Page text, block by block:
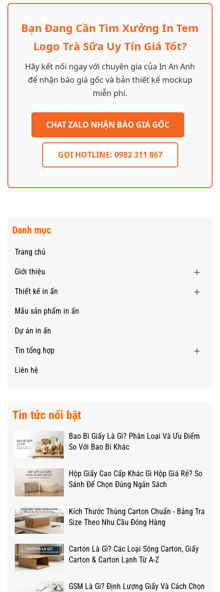
Bạn Đang Cần Tìm Xưởng In Tem
Logo Trà Sữa Uy Tín Giá Tốt?
Hãy kết nối ngay với chuyên gia của In An Anh
để nhận báo giá gốc và bản thiết kế mockup
miễn phí.
CHAT ZALO NHẬN BÁO GIÁ GỐC
GỌI HOTLINE: 0982 311 867
Danh mục
Trang chủ
Giới thiệu
Thiết kế in ấn
Mẫu sản phẩm in ấn
Dự án in ấn
Tin tổng hợp
Liên hệ
Tin tức nổi bật
Bao Bì Giấy Là Gì? Phân Loại Và Ưu Điểm
So Với Bao Bì Khác
Hộp Giấy Cao Cấp Khác Gì Hộp Giá Rẻ? So
Sánh Để Chọn Đúng Ngân Sách
Kích Thước Thùng Carton Chuẩn - Bảng Tra
Size Theo Nhu Cầu Đóng Hàng
Carton Là Gì? Các Loại Sóng Carton, Giấy
Carton & Carton Lạnh Từ A-Z
GSM Là Gì? Định Lượng Giấy Và Cách Chọn